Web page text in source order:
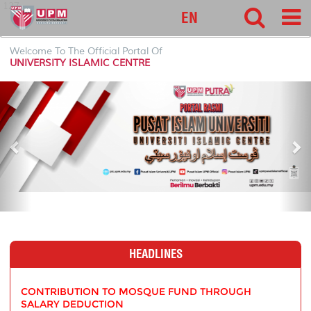
127
EN
Welcome To The Official Portal Of
UNIVERSITY ISLAMIC CENTRE
P
r
e
v
i
u
s
t
HEADLINES
CONTRIBUTION TO MOSQUE FUND THROUGH
SALARY DEDUCTION